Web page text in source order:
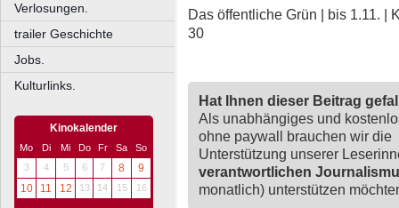
Verlosungen.
trailer Geschichte
Jobs.
Kulturlinks.
Kinokalender
Mo Di Mi Do Fr Sa
So
3
4 5 6 7 8
9
10
11 12 13 14 15 16
Das öffentliche Grün | bis 1.11. |
30
Hat Ihnen dieser Beitrag
Als unabhängiges und
ohne paywall brauchen wir die
Unterstützung unserer
verantwortlichen
monatlich) unterstützen